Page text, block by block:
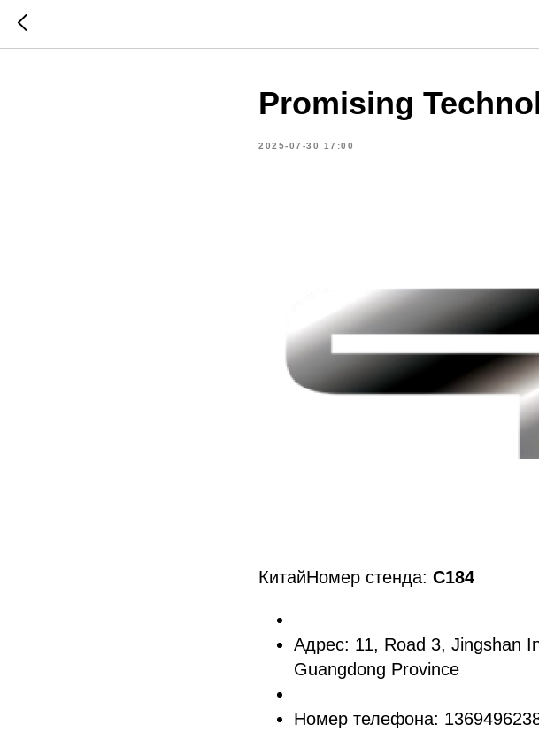
Promising
2025-07-30 17:00
КитайНомер стенда: C184
Адрес: 11, Road 3, Jingshan
Guangdong Province
Номер телефона: